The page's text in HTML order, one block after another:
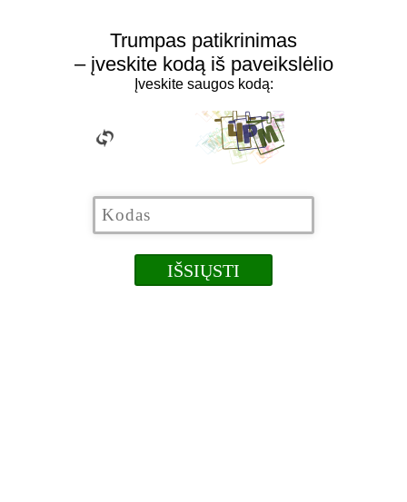
Trumpas patikrinimas
– įveskite kodą iš paveikslėlio
Įveskite saugos kodą: